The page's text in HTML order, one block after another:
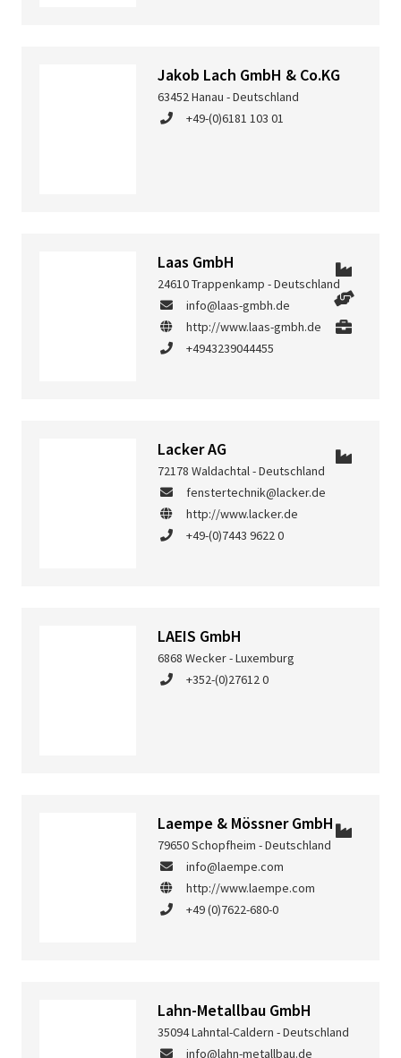
Jakob Lach GmbH & Co.KG
63452 Hanau - Deutschland
+49-(0)6181 103 01
Laas GmbH
24610 Trappenkamp - Deutschland
info@laas-gmbh.de
http://www.laas-gmbh.de
+4943239044455
Lacker AG
72178 Waldachtal - Deutschland
fenstertechnik@lacker.de
http://www.lacker.de
+49-(0)7443 9622 0
LAEIS GmbH
6868 Wecker - Luxemburg
+352-(0)27612 0
Laempe & Mössner GmbH
79650 Schopfheim - Deutschland
info@laempe.com
http://www.laempe.com
+49 (0)7622-680-0
Lahn-Metallbau GmbH
35094 Lahntal-Caldern - Deutschland
info@lahn-metallbau.de